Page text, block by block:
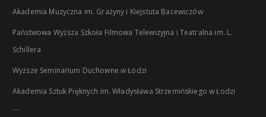
Akademia Muzyczna im. Grażyny i Kiejstuta Bacewiczów
Państwowa Wyższa Szkoła Filmowa Telewizyjna i Teatralna im. L.
Schillera
Wyższe Seminarium Duchowne w Łodzi
Akademia Sztuk Pięknych im. Władysława Strzemińskiego w Łodzi
...